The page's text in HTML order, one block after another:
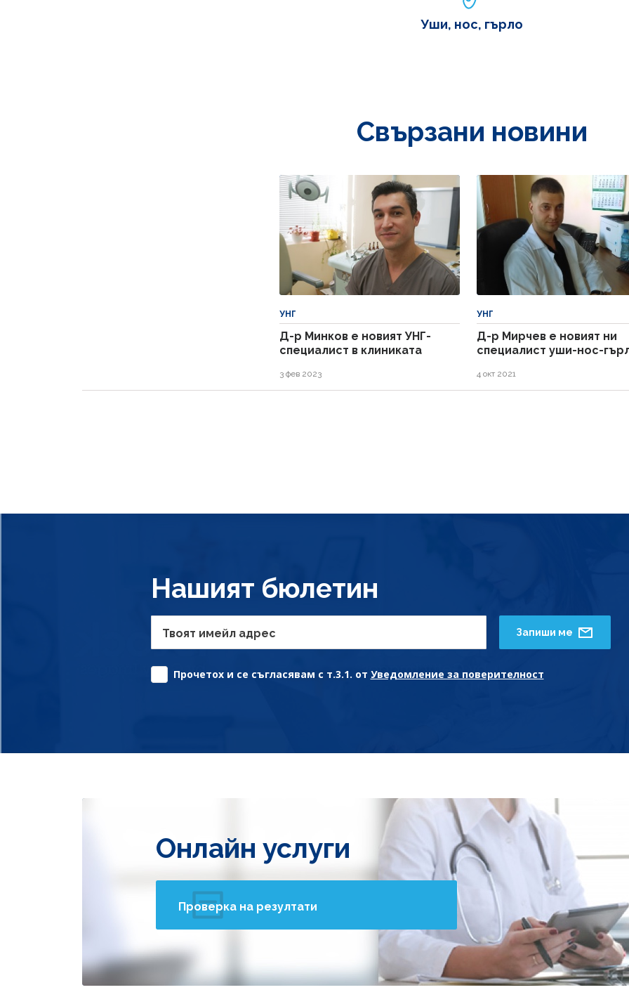
Уши, нос, гърло
Свързани новини
УНГ
Д-р Минков е новият УНГ-
специалист в клиниката
3 фев 2023
УНГ
Д-р Мирчев е новият ни
специалист уши-нос-
4 окт 2021
Нашият бюлетин
Твоят имейл адрес
Прочетох и се съгласявам с т.3.1. от Уведомление за поверителност
Запиши ме
Онлайн услуги
Проверка на резултати